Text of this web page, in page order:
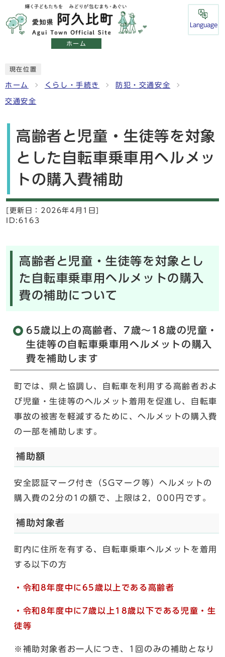
ホーム
Language
現在位置
ホーム くらし・手続き 防犯・交通安全
交通安全
高齢者と児童・生徒等を対象
とした自転車乗車用ヘルメッ
トの購入費補助
[更新日： 2026年4月1日]
ID:6163
高齢者と児童・生徒等を対象とし
た自転車乗車用ヘルメットの購入
費の補助について
65歳以上の高齢者、7歳～18歳の児童・
生徒等の自転車乗車用ヘルメットの購入
費を補助します
町では、県と協調し、自転車を利用する高齢者およ
び児童・生徒等のヘルメット着用を促進し、自転車
事故の被害を軽減するために、ヘルメットの購入費
の一部を補助します。
補助額
安全認証マーク付き（SGマーク等）ヘルメットの
購入費の2分の1の額で、上限は2，000円です。
補助対象者
町内に住所を有する、自転車乗車ヘルメットを着用
する以下の方
・令和8年度中に65歳以上である高齢者
・令和8年度中に7歳以上18歳以下である児童・生
徒等
※補助対象者お一人につき、1回のみの補助となり